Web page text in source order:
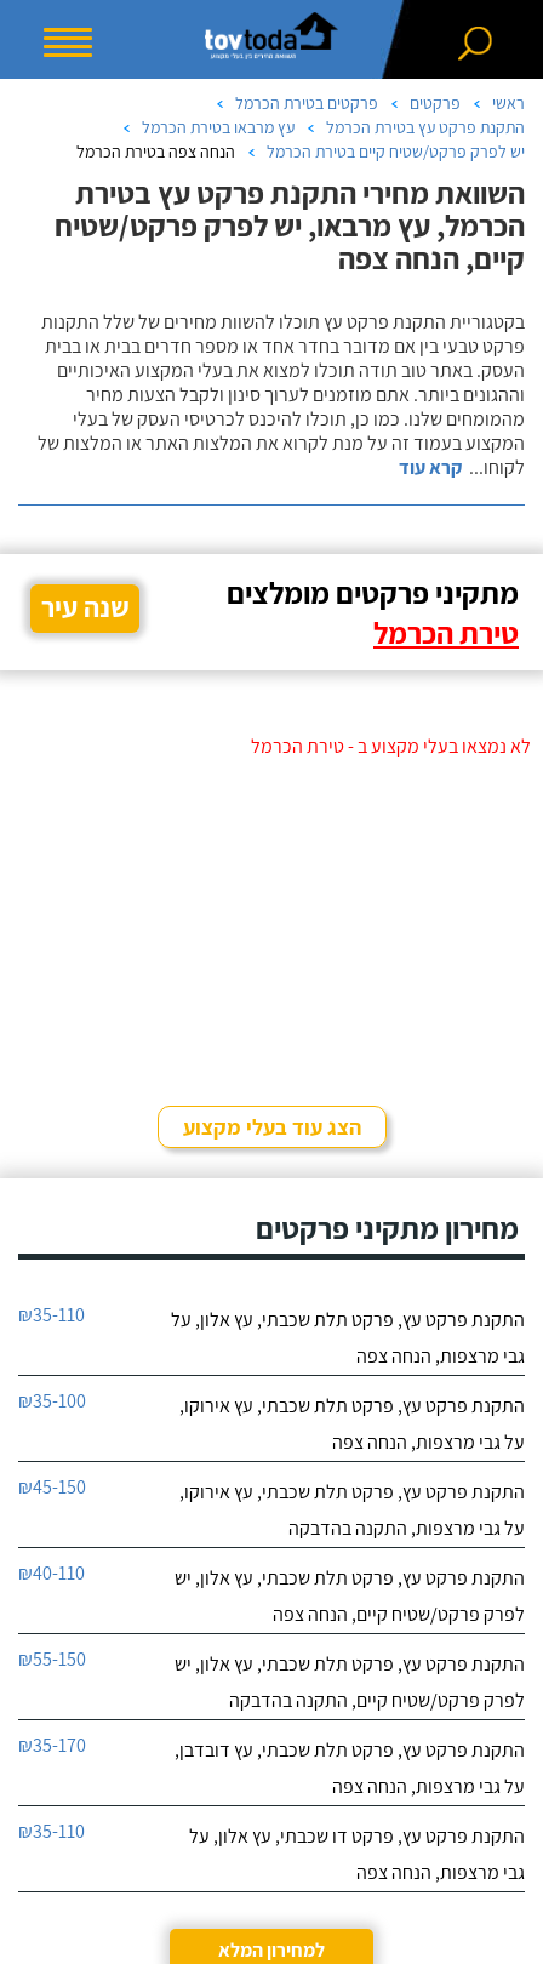
ראשי פרקטים
פרקטים בטירת הכרמל
התקנת פרקט עץ בטירת הכרמל
עץ מרבאו בטירת הכרמל
יש לפרק פרקט/שטיח קיים בטירת הכרמל
הנחה צפה בטירת הכרמל
השוואת מחירי התקנת פרקט עץ בטירת
הכרמל, עץ מרבאו, יש לפרק פרקט/שטיח
קיים, הנחה צפה
בקטגוריית התקנת פרקט עץ תוכלו להשוות מחירים של שלל התקנות
פרקט טבעי בין אם מדובר בחדר אחד או מספר חדרים בבית או בבית
העסק. באתר טוב תודה תוכלו למצוא את בעלי המקצוע האיכותיים
וההגונים ביותר. אתם מוזמנים לערוך סינון ולקבל הצעות מחיר
מהמומחים שלנו. כמו כן, תוכלו להיכנס לכרטיסי העסק של בעלי
המקצוע בעמוד זה על מנת לקרוא את המלצות האתר או המלצות של
לקוחו... קרא עוד
מתקיני פרקטים מומלצים
טירת הכרמל
שנה עיר
לא נמצאו בעלי מקצוע ב - טירת הכרמל
הצג עוד בעלי מקצוע
מחירון מתקיני פרקטים
התקנת פרקט עץ, פרקט תלת שכבתי, עץ אלון, על
גבי מרצפות, הנחה צפה
₪35-110
התקנת פרקט עץ, פרקט תלת שכבתי, עץ אירוקו,
על גבי מרצפות, הנחה צפה
₪35-100
התקנת פרקט עץ, פרקט תלת שכבתי, עץ אירוקו,
על גבי מרצפות, התקנה בהדבקה
₪45-150
התקנת פרקט עץ, פרקט תלת שכבתי, עץ אלון, יש
לפרק פרקט/שטיח קיים, הנחה צפה
₪40-110
התקנת פרקט עץ, פרקט תלת שכבתי, עץ אלון, יש
לפרק פרקט/שטיח קיים, התקנה בהדבקה
₪55-150
התקנת פרקט עץ, פרקט תלת שכבתי, עץ דובדבן,
על גבי מרצפות, הנחה צפה
₪35-170
התקנת פרקט עץ, פרקט דו שכבתי, עץ אלון, על
גבי מרצפות, הנחה צפה
₪35-110
למחירון המלא